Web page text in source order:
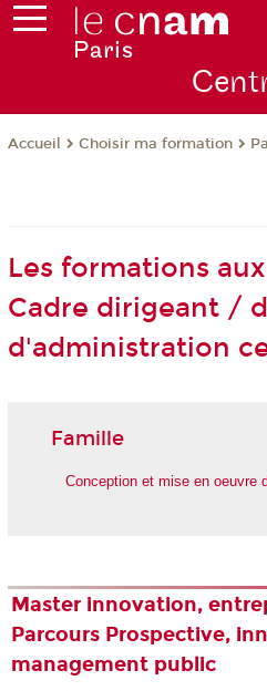
Accueil Choisir ma formation
Les formations
Cadre dirigeant /
d'administration
Famille
Conception et mise en oeuvre
Master innovation,
Parcours Prospective,
management public